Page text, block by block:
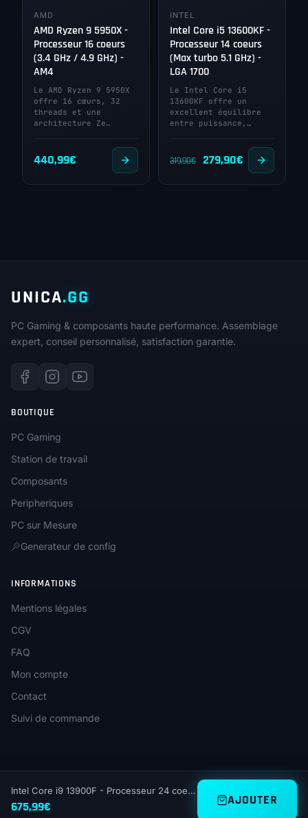
AMD
AMD Ryzen 9 5950X -
Processeur 16 coeurs
(3.4 GHz / 4.9 GHz) -
AM4
Le AMD Ryzen 9 5950X
offre 16 cœurs, 32
threads et une
architecture Ze…
440,99€
INTEL
Intel Core i5 13600KF -
Processeur 14 coeurs
(Max turbo 5.1 GHz) -
LGA 1700
Le Intel Core i5
13600KF offre un
excellent équilibre
entre puissance,…
319,90€
Le
279,90€
prix
Intel Core i9 13900F - Processeur 24 coeurs (Max turbo 5.8 GHz) - LGA 1700
675,99€ AJOUTER
UNICA.GG
PC Gaming & composants haute performance. Assemblage
expert, conseil personnalisé, satisfaction garantie.
BOUTIQUE
PC Gaming
Station de travail
Composants
Peripheriques
PC sur Mesure
Generateur de config
INFORMATIONS
Mentions légales
CGV
FAQ
Mon compte
Contact
Suivi de commande
© 2026 Unica.gg — Tous droits réservés